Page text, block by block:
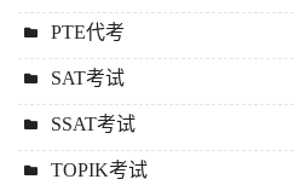
PTE代考
SAT考试
SSAT考试
TOPIK考试